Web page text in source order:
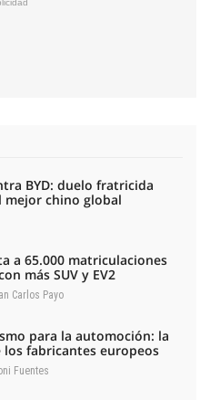
BYD: duelo fratricida
mejor chino global
a 65.000 matriculaciones
más SUV y EV2
Carlos Payo
para la automoción: la
los fabricantes europeos
Fuentes